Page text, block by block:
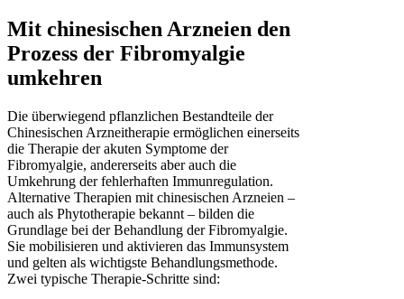
Mit chinesischen Arzneien den
Prozess der Fibromyalgie
umkehren
Die überwiegend pflanzlichen Bestandteile der
Chinesischen Arzneitherapie ermöglichen einerseits
die Therapie der akuten Symptome der
Fibromyalgie, andererseits aber auch die
Umkehrung der fehlerhaften Immunregulation.
Alternative Therapien mit chinesischen Arzneien –
auch als Phytotherapie bekannt – bilden die
Grundlage bei der Behandlung der Fibromyalgie.
Sie mobilisieren und aktivieren das Immunsystem
und gelten als wichtigste Behandlungsmethode.
Zwei typische Therapie-Schritte sind: